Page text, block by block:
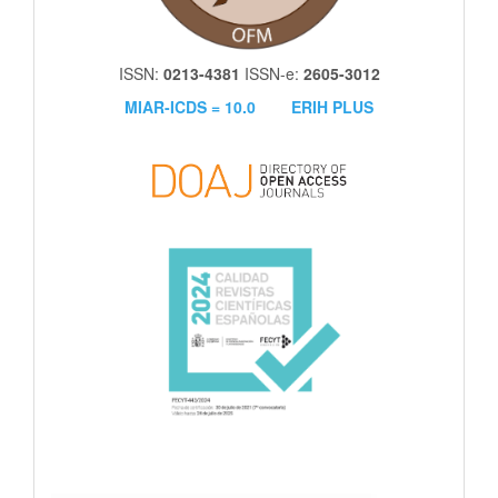
ISSN: 0213-4381 ISSN-e: 2605-3012
MIAR-ICDS = 10.0
ERIH PLUS